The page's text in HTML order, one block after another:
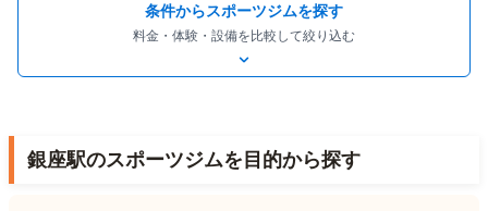
条件からスポーツジムを探す
料金・体験・設備を比較して絞り込む
銀座駅のスポーツジムを目的から探す